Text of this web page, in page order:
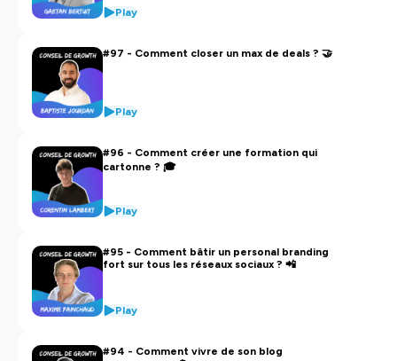
Play
#97 - Comment closer un max de deals ? 🤝
Play
#96 - Comment créer une formation qui
cartonne ? 🎓
Play
#95 - Comment bâtir un personal branding
fort sur tous les réseaux sociaux ? 📲
Play
#94 - Comment vivre de son blog